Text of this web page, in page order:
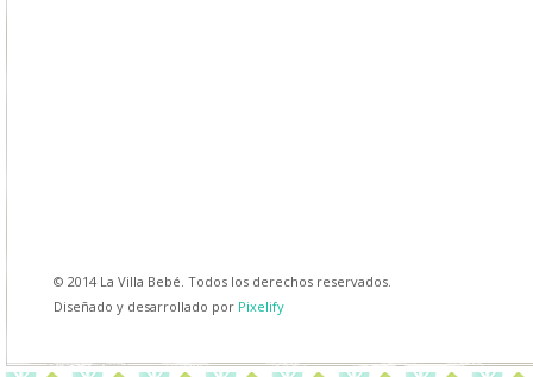
© 2014 La Villa Bebé. Todos los derechos reservados.
Diseñado y desarrollado por Pixelify